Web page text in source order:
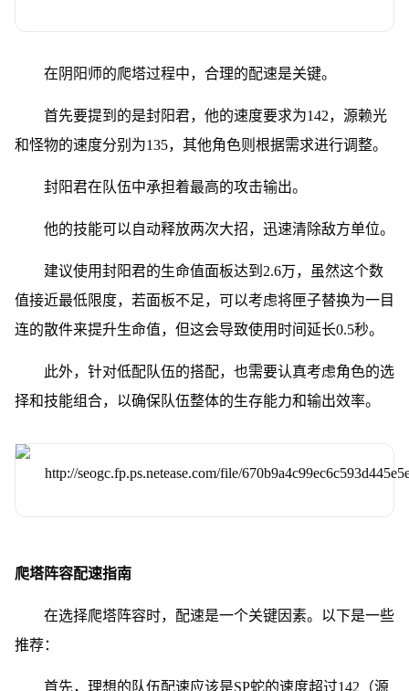
在阴阳师的爬塔过程中，合理的配速是关键。
首先要提到的是封阳君，他的速度要求为142，源赖光
和怪物的速度分别为135，其他角色则根据需求进行调整。
封阳君在队伍中承担着最高的攻击输出。
他的技能可以自动释放两次大招，迅速清除敌方单位。
建议使用封阳君的生命值面板达到2.6万，虽然这个数
值接近最低限度，若面板不足，可以考虑将匣子替换为一目
连的散件来提升生命值，但这会导致使用时间延长0.5秒。
此外，针对低配队伍的搭配，也需要认真考虑角色的选
择和技能组合，以确保队伍整体的生存能力和输出效率。
爬塔阵容配速指南
在选择爬塔阵容时，配速是一个关键因素。以下是一些
推荐：
首先，理想的队伍配速应该是SP蛇的速度超过142（源